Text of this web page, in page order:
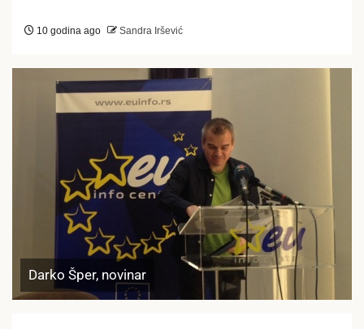
10 godina ago Sandra Iršević
Darko Šper, novinar